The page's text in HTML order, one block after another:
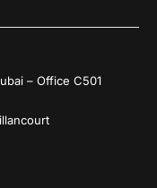
– Office C501